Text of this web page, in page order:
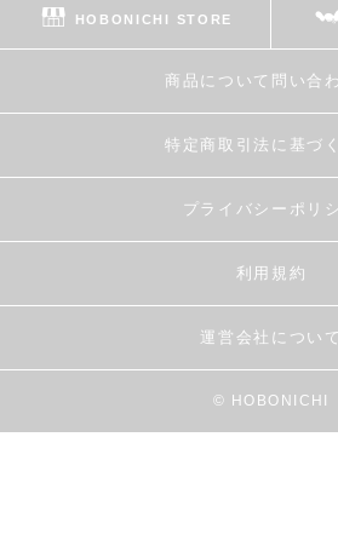
HOBONICHI STORE
商品について問い合
特定商取引法に基づ
プライバシーポリ
利用規約
運営会社について
© HOBONICHI